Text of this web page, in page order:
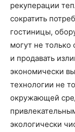
рекуперации
сократить
гостиницы,
могут не только
и продавать
экономически
технологии не
окружающей
экологически